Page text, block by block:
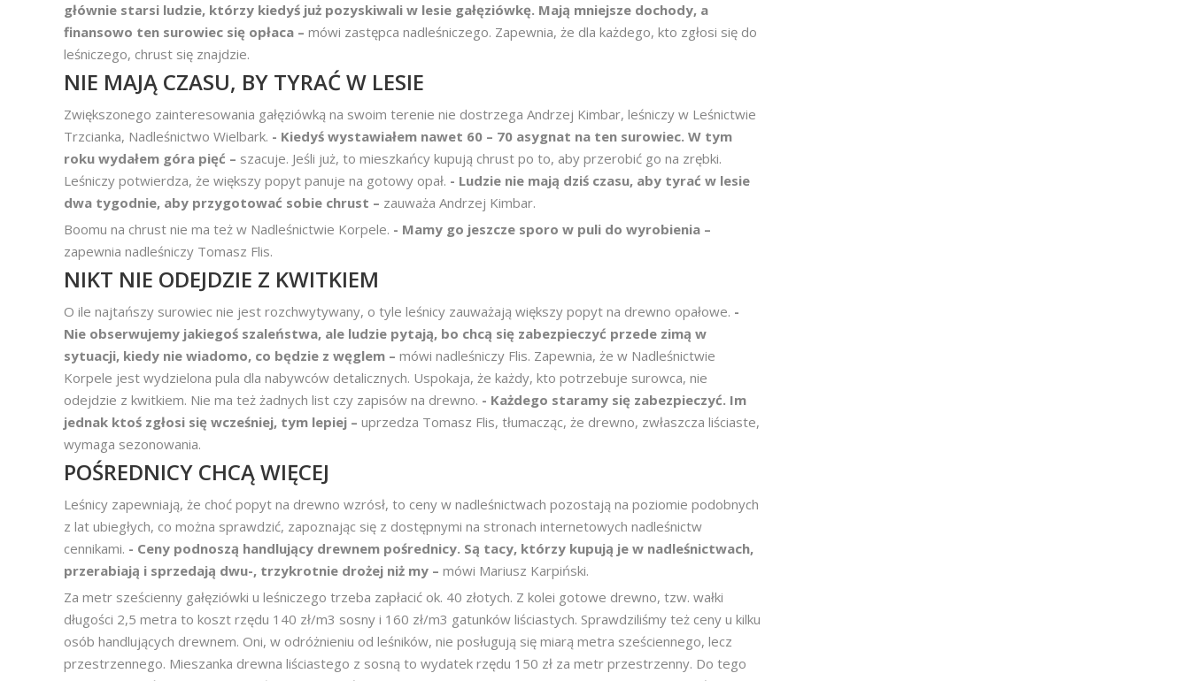
głównie starsi ludzie, którzy kiedyś już pozyskiwali w lesie gałęziówkę. Mają mniejsze dochody, a
finansowo ten surowiec się opłaca – mówi zastępca nadleśniczego. Zapewnia, że dla każdego, kto zgłosi się do
leśniczego, chrust się znajdzie.
NIE MAJĄ CZASU, BY TYRAĆ W LESIE
Zwiększonego zainteresowania gałęziówką na swoim terenie nie dostrzega Andrzej Kimbar, leśniczy w Leśnictwie
Trzcianka, Nadleśnictwo Wielbark. - Kiedyś wystawiałem nawet 60 – 70 asygnat na ten surowiec. W tym
roku wydałem góra pięć – szacuje. Jeśli już, to mieszkańcy kupują chrust po to, aby przerobić go na zrębki.
Leśniczy potwierdza, że większy popyt panuje na gotowy opał. - Ludzie nie mają dziś czasu, aby tyrać w lesie
dwa tygodnie, aby przygotować sobie chrust – zauważa Andrzej Kimbar.
Boomu na chrust nie ma też w Nadleśnictwie Korpele. - Mamy go jeszcze sporo w puli do wyrobienia –
zapewnia nadleśniczy Tomasz Flis.
NIKT NIE ODEJDZIE Z KWITKIEM
O ile najtańszy surowiec nie jest rozchwytywany, o tyle leśnicy zauważają większy popyt na drewno opałowe. -
Nie obserwujemy jakiegoś szaleństwa, ale ludzie pytają, bo chcą się zabezpieczyć przede zimą w
sytuacji, kiedy nie wiadomo, co będzie z węglem – mówi nadleśniczy Flis. Zapewnia, że w Nadleśnictwie
Korpele jest wydzielona pula dla nabywców detalicznych. Uspokaja, że każdy, kto potrzebuje surowca, nie
odejdzie z kwitkiem. Nie ma też żadnych list czy zapisów na drewno. - Każdego staramy się zabezpieczyć. Im
jednak ktoś zgłosi się wcześniej, tym lepiej – uprzedza Tomasz Flis, tłumacząc, że drewno, zwłaszcza liściaste,
wymaga sezonowania.
POŚREDNICY CHCĄ WIĘCEJ
Leśnicy zapewniają, że choć popyt na drewno wzrósł, to ceny w nadleśnictwach pozostają na poziomie podobnych
z lat ubiegłych, co można sprawdzić, zapoznając się z dostępnymi na stronach internetowych nadleśnictw
cennikami. - Ceny podnoszą handlujący drewnem pośrednicy. Są tacy, którzy kupują je w nadleśnictwach,
przerabiają i sprzedają dwu-, trzykrotnie drożej niż my – mówi Mariusz Karpiński.
Za metr sześcienny gałęziówki u leśniczego trzeba zapłacić ok. 40 złotych. Z kolei gotowe drewno, tzw. wałki
długości 2,5 metra to koszt rzędu 140 zł/m3 sosny i 160 zł/m3 gatunków liściastych. Sprawdziliśmy też ceny u kilku
osób handlujących drewnem. Oni, w odróżnieniu od leśników, nie posługują się miarą metra sześciennego, lecz
przestrzennego. Mieszanka drewna liściastego z sosną to wydatek rzędu 150 zł za metr przestrzenny. Do tego